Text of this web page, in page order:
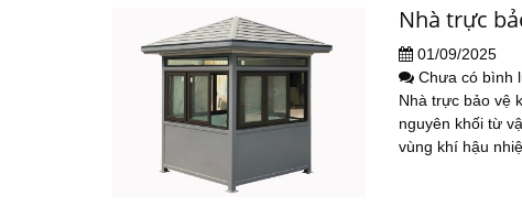
Nhà trực
01/09/2025
Chưa có bình
Nhà trực bảo vệ
nguyên khối từ
vùng khí hậu